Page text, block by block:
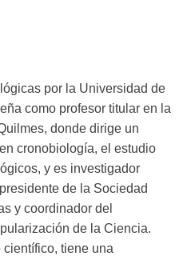
por la Universidad de
como profesor titular en la
donde dirige un
cronobiología, el estudio
y es investigador
de la Sociedad
y coordinador del
de la Ciencia.
tiene una